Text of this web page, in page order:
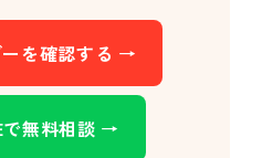
を確認する →
で無料相談 →